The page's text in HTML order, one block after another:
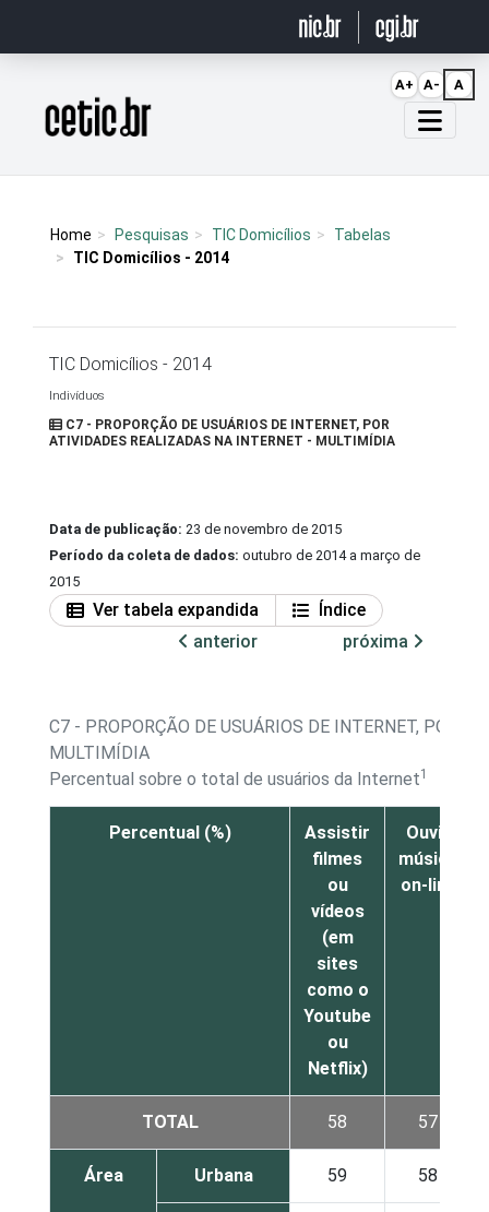
Página inicial
Home Pesquisas TIC Domicílios
Tabelas
TIC Domicílios - 2014
TIC Domicílios - 2014
Indivíduos
C7 - PROPORÇÃO DE USUÁRIOS DE INTERNET, POR
ATIVIDADES REALIZADAS NA INTERNET - MULTIMÍDIA
Data de publicação: 23 de novembro de 2015
Período da coleta de dados: outubro de 2014 a março de
2015
Ver tabela expandida
Índice
anterior
próxima
C7 - PROPORÇÃO DE USUÁRIOS DE INTERNET, POR
MULTIMÍDIA
Percentual sobre o total de usuários da Internet1
Percentual (%)
Assistir
filmes
ou
vídeos
(em
sites
como o
Youtube
ou
Netflix)
Ouvir
música
on-line
TOTAL 58 57
Área Urbana 59 58
A+ A- A